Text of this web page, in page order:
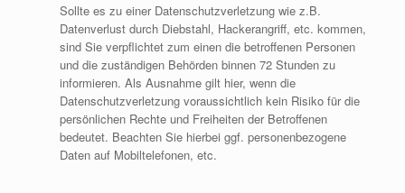
Sollte es zu einer Datenschutzverletzung wie z.B.
Datenverlust durch Diebstahl, Hackerangriff, etc. kommen,
sind Sie verpflichtet zum einen die betroffenen Personen
und die zuständigen Behörden binnen 72 Stunden zu
informieren. Als Ausnahme gilt hier, wenn die
Datenschutzverletzung voraussichtlich kein Risiko für die
persönlichen Rechte und Freiheiten der Betroffenen
bedeutet. Beachten Sie hierbei ggf. personenbezogene
Daten auf Mobiltelefonen, etc.